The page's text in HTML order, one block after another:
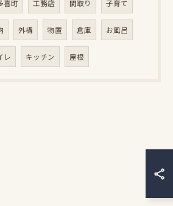
喜町 工務店 間取り 子育て
外構 物置 倉庫 お風呂
レ キッチン 屋根